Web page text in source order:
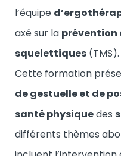
l’équipe
axé sur la prévention
squelettiques (TMS).
Cette formation
de gestuelle et de
santé physiquedes
différents thèmes